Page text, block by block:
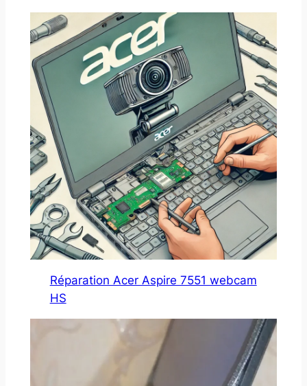
Réparation Acer Aspire 7551 webcam
HS